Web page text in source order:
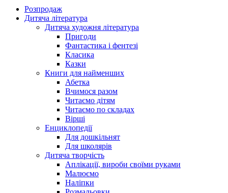
Розпродаж
Дитяча література
Дитяча художня література
Пригоди
Фантастика і фентезі
Класика
Казки
Книги для найменших
Абетка
Вчимося разом
Читаємо дітям
Читаємо по складах
Вірші
Енциклопедії
Для дошкільнят
Для школярів
Дитяча творчість
Аплікації, вироби своїми руками
Малюємо
Наліпки